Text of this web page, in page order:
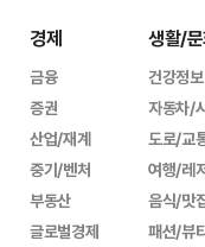
경제
금융
증권
산업/재계
중기/벤처
부동산
글로벌경제
생활/
건강정보
자동차/
도로/교
여행/레
음식/맛
패션/뷰